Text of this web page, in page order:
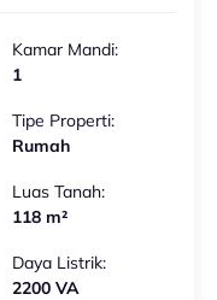
Kamar Mandi:
1
Tipe Properti:
Rumah
Luas Tanah:
118 m²
Daya Listrik:
2200 VA